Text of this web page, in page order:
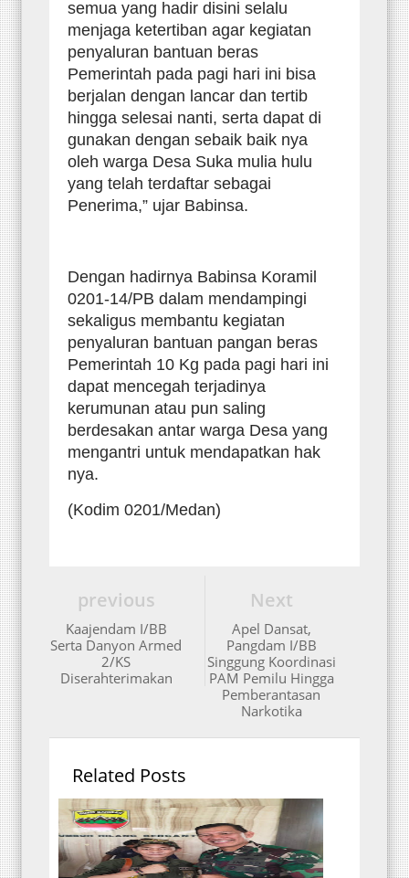
semua yang hadir disini selalu
menjaga ketertiban agar kegiatan
penyaluran bantuan beras
Pemerintah pada pagi hari ini bisa
berjalan dengan lancar dan tertib
hingga selesai nanti, serta dapat di
gunakan dengan sebaik baik nya
oleh warga Desa Suka mulia hulu
yang telah terdaftar sebagai
Penerima,” ujar Babinsa.
Dengan hadirnya Babinsa Koramil
0201-14/PB dalam mendampingi
sekaligus membantu kegiatan
penyaluran bantuan pangan beras
Pemerintah 10 Kg pada pagi hari ini
dapat mencegah terjadinya
kerumunan atau pun saling
berdesakan antar warga Desa yang
mengantri untuk mendapatkan hak
nya.
(Kodim 0201/Medan)
Next
Apel Dansat,
Pangdam I/BB
Singgung Koordinasi
PAM Pemilu Hingga
Pemberantasan
Narkotika
previous
Kaajendam I/BB
Serta Danyon Armed
2/KS
Diserahterimakan
Related Posts